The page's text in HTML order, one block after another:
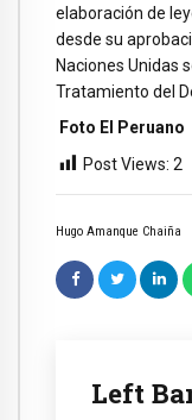
Hugo Amanque Chaiña
Left
elaboración de
desde su
Naciones Unidas
Tratamiento del
Foto El Peruano
Post Views: 2